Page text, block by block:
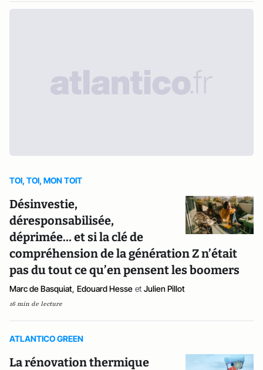
TOI, TOI, MON TOIT
Désinvestie,
déresponsabilisée,
déprimée… et si la clé de
compréhension de la génération Z n’était
pas du tout ce qu’en pensent les boomers
Marc de Basquiat, Edouard Hesse et Julien Pillot
16 min de lecture
ATLANTICO GREEN
La rénovation thermique